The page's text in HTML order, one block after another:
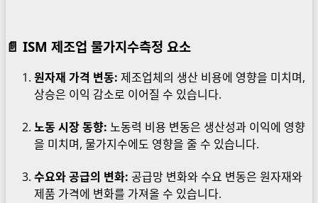
📄 ISM 제조업 물가지수측정 요소
원자재 가격 변동: 제조업체의 생산 비용에 영향을 미치며,
상승은 이익 감소로 이어질 수 있습니다.
노동 시장 동향: 노동력 비용 변동은 생산성과 이익에 영향
을 미치며, 물가지수에도 영향을 줄 수 있습니다.
수요와 공급의 변화: 공급망 변화와 수요 변동은 원자재와
제품 가격에 변화를 가져올 수 있습니다.